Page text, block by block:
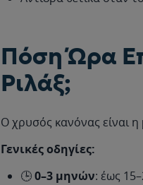
Πόση Ώρα
Ριλάξ;
Ο χρυσός κανόνας είναι η
Γενικές οδηγίες:
🕒0–3 μηνών: έως